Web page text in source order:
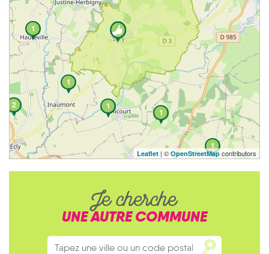
1
1
2
1
1
1
Leaflet | © OpenStreetMap contributors
Je cherche
UNE AUTRE COMMUNE